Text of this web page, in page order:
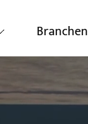
Branchen